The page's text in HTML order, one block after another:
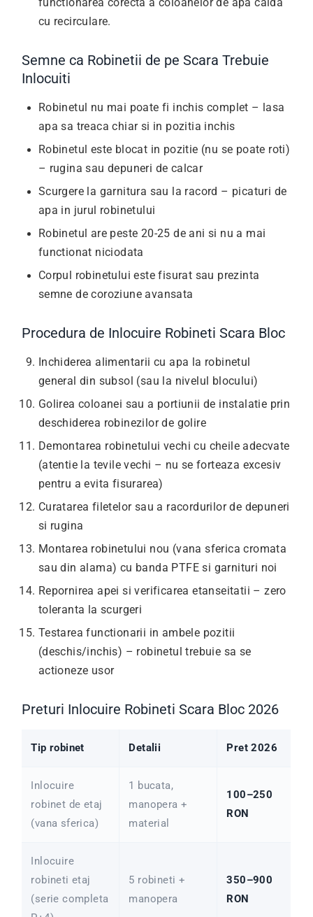
functionarea corecta a coloanelor de apa calda
cu recirculare.
Semne ca Robinetii de pe Scara Trebuie
Inlocuiti
Robinetul nu mai poate fi inchis complet – lasa
apa sa treaca chiar si in pozitia inchis
Robinetul este blocat in pozitie (nu se poate roti)
– rugina sau depuneri de calcar
Scurgere la garnitura sau la racord – picaturi de
apa in jurul robinetului
Robinetul are peste 20-25 de ani si nu a mai
functionat niciodata
Corpul robinetului este fisurat sau prezinta
semne de coroziune avansata
Procedura de Inlocuire Robineti Scara Bloc
Inchiderea alimentarii cu apa la robinetul
general din subsol (sau la nivelul blocului)
Golirea coloanei sau a portiunii de instalatie prin
deschiderea robinezilor de golire
Demontarea robinetului vechi cu cheile adecvate
(atentie la tevile vechi – nu se forteaza excesiv
pentru a evita fisurarea)
Curatarea filetelor sau a racordurilor de depuneri
si rugina
Montarea robinetului nou (vana sferica cromata
sau din alama) cu banda PTFE si garnituri noi
Repornirea apei si verificarea etanseitatii – zero
toleranta la scurgeri
Testarea functionarii in ambele pozitii
(deschis/inchis) – robinetul trebuie sa se
actioneze usor
Preturi Inlocuire Robineti Scara Bloc 2026
Tip robinet Detalii Pret 2026
Inlocuire
robinet de etaj
(vana sferica)
1 bucata,
manopera +
material
100–250
RON
Inlocuire
robineti etaj
(serie completa
5 robineti +
manopera
350–900
RON